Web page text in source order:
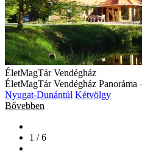
ÉletMagTár Vendégház
ÉletMagTár Vendégház Panoráma
Nyugat-Dunántúl Kétvölgy
Bővebben
1 / 6